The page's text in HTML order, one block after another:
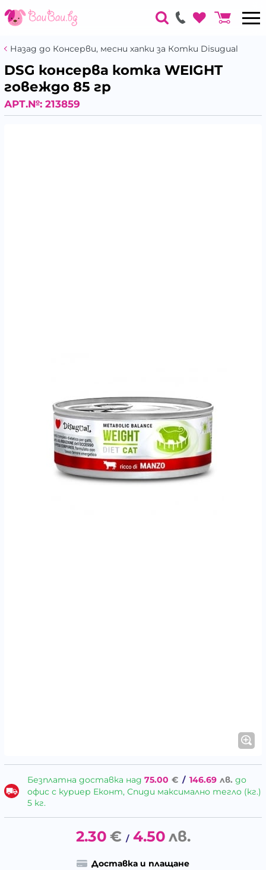
Назад до Консерви, месни хапки за Котки Disugual
DSG консерва котка WEIGHT
говеждо 85 гр
АРТ.№: 213859
Безплатна доставка над 75.00 € / 146.69 лв. до
офис с куриер Еконт, Спиди максимално тегло (кг.)
5 кг.
2.30 € / 4.50 лв.
Доставка и плащане